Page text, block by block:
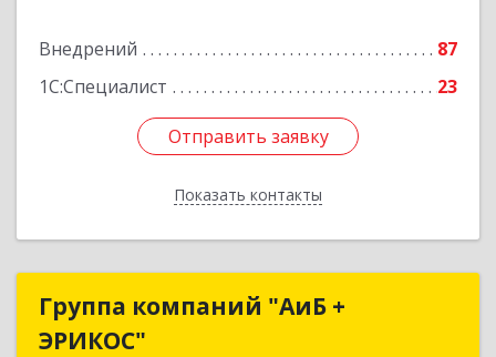
Внедрений
87
1С:Специалист
23
Отправить заявку
Показать контакты
Отправить заявку
Назад
Группа компаний "АиБ +
ЭРИКОС"
Группа компаний "АиБ +